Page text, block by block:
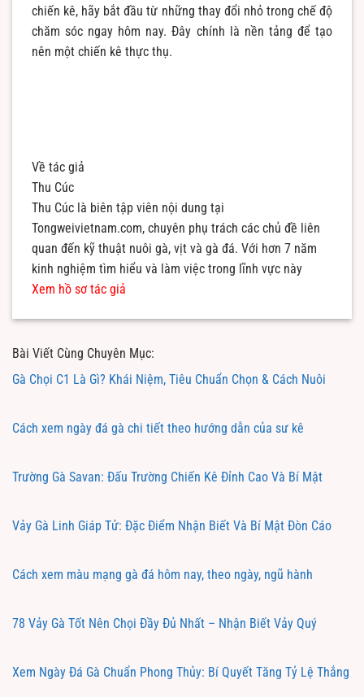
chiến kê, hãy bắt đầu từ những thay đổi nhỏ trong chế độ
chăm sóc ngay hôm nay. Đây chính là nền tảng để tạo
nên một chiến kê thực thụ.
Về tác giả
Thu Cúc
Thu Cúc là biên tập viên nội dung tại
Tongweivietnam.com, chuyên phụ trách các chủ đề liên
quan đến kỹ thuật nuôi gà, vịt và gà đá. Với hơn 7 năm
kinh nghiệm tìm hiểu và làm việc trong lĩnh vực này
Xem hồ sơ tác giả
Bài Viết Cùng Chuyên Mục:
Gà Chọi C1 Là Gì? Khái Niệm, Tiêu Chuẩn Chọn & Cách Nuôi
Cách xem ngày đá gà chi tiết theo hướng dẫn của sư kê
Trường Gà Savan: Đấu Trường Chiến Kê Đỉnh Cao Và Bí Mật
Vảy Gà Linh Giáp Tử: Đặc Điểm Nhận Biết Và Bí Mật Đòn Cáo
Cách xem màu mạng gà đá hôm nay, theo ngày, ngũ hành
78 Vảy Gà Tốt Nên Chọi Đầy Đủ Nhất – Nhận Biết Vảy Quý
Xem Ngày Đá Gà Chuẩn Phong Thủy: Bí Quyết Tăng Tỷ Lệ Thắng